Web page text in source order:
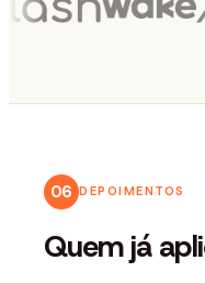
06 DEPOIMENTOS
Quem já